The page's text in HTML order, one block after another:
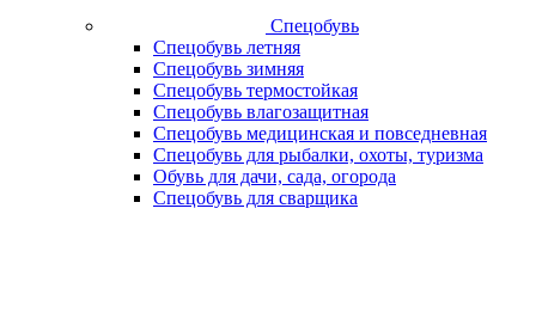
Спецобувь
Спецобувь летняя
Спецобувь зимняя
Спецобувь термостойкая
Спецобувь влагозащитная
Спецобувь медицинская и повседневная
Спецобувь для рыбалки, охоты, туризма
Обувь для дачи, сада, огорода
Спецобувь для сварщика